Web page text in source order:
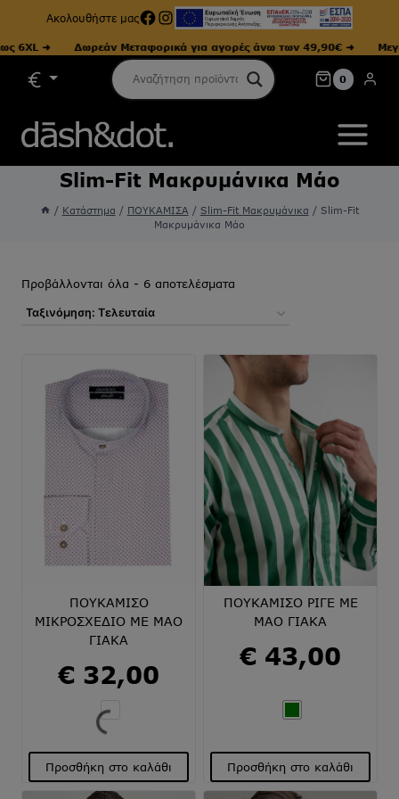
Ακολουθήστε μαςFacebook
Instagram
➜ Δωρεάν Μεταφορικά για αγορές άνω των 49,90€ ➜ Μεγέθη
0
Slim-Fit Μακρυμάνικα Μάο
/ Κατάστημα / ΠΟΥΚΑΜΙΣΑ / Slim-Fit Μακρυμάνικα / Slim-Fit
Μακρυμάνικα Μάο
Προβάλλονται όλα - 6 αποτελέσματα
ΠΟΥΚΑΜΙΣΟ
ΜΙΚΡΟΣΧΕΔΙΟ ΜΕ ΜΑΟ
ΓΙΑΚΑ
€ 32,00
Προσθήκη στο καλάθι
Αυτό
ΠΟΥΚΑΜΙΣΟ ΡΙΓΕ ΜΕ
ΜΑΟ ΓΙΑΚΑ
€ 43,00
Προσθήκη στο καλάθι
Αυτό